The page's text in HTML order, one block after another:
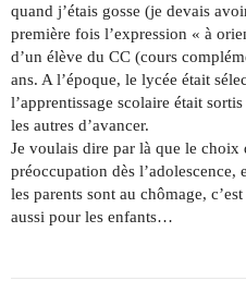
quand j’étais gosse (je devais
première fois l’expression « à
d’un élève du CC (cours
ans. A l’époque, le lycée était
l’apprentissage scolaire était
les autres d’avancer.
Je voulais dire par là que le choix
préoccupation dès l’adolescence,
les parents sont au chômage,
aussi pour les enfants…